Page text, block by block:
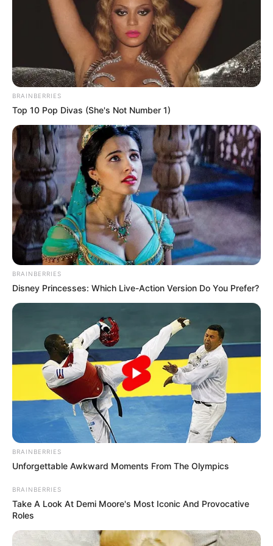
BRAINBERRIES
Top 10 Pop Divas (She's Not Number 1)
BRAINBERRIES
Disney Princesses: Which Live-Action Version Do You Prefer?
BRAINBERRIES
Unforgettable Awkward Moments From The Olympics
BRAINBERRIES
Take A Look At Demi Moore's Most Iconic And Provocative
Roles